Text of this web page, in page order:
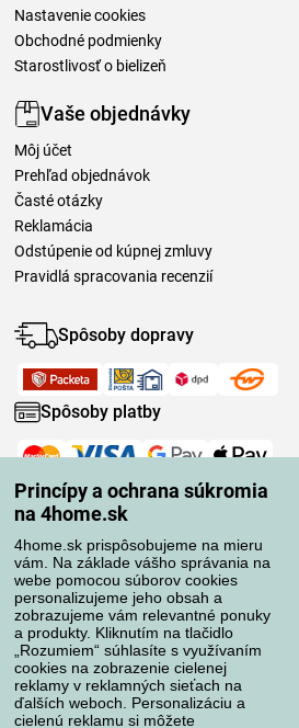
Princípy a ochrana súkromia
na 4home.sk
4home.sk prispôsobujeme na mieru
vám. Na základe vášho správania na
webe pomocou súborov cookies
personalizujeme jeho obsah a
zobrazujeme vám relevantné ponuky
a produkty. Kliknutím na tlačidlo
„Rozumiem“ súhlasíte s využívaním
cookies na zobrazenie cielenej
reklamy v reklamných sieťach na
ďalších weboch. Personalizáciu a
cielenú reklamu si môžete
Nastavenie cookies
Obchodné podmienky
Starostlivosť o bielizeň
Vaše objednávky
Môj účet
Prehľad objednávok
Časté otázky
Reklamácia
Odstúpenie od kúpnej zmluvy
Pravidlá spracovania recenzií
Spôsoby dopravy
Spôsoby platby
Spoľahlivý obchod